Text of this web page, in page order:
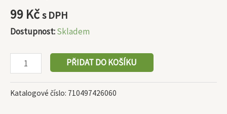
99 Kčs DPH
Dostupnost:Skladem
PŘIDAT DO KOŠÍKU
Katalogové číslo: 710497426060